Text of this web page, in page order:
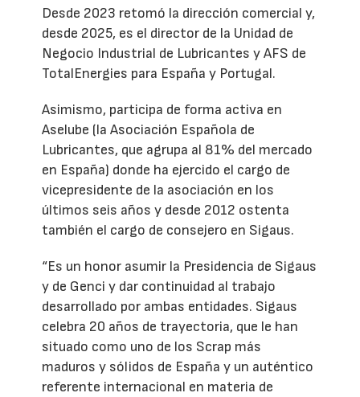
Desde 2023 retomó la dirección comercial y,
desde 2025, es el director de la Unidad de
Negocio Industrial de Lubricantes y AFS de
TotalEnergies para España y Portugal.
Asimismo, participa de forma activa en
Aselube (la Asociación Española de
Lubricantes, que agrupa al 81% del mercado
en España) donde ha ejercido el cargo de
vicepresidente de la asociación en los
últimos seis años y desde 2012 ostenta
también el cargo de consejero en Sigaus.
“Es un honor asumir la Presidencia de Sigaus
y de Genci y dar continuidad al trabajo
desarrollado por ambas entidades. Sigaus
celebra 20 años de trayectoria, que le han
situado como uno de los Scrap más
maduros y sólidos de España y un auténtico
referente internacional en materia de